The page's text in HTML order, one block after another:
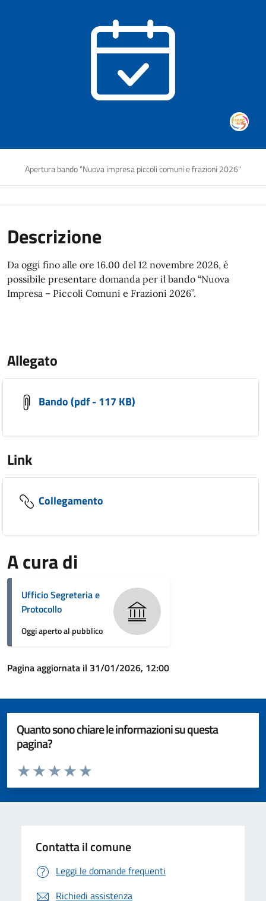
Apertura bando "Nuova impresa piccoli comuni e frazioni 2026"
Descrizione
Da oggi fino alle ore 16.00 del 12 novembre 2026, è
possibile presentare domanda per il bando “Nuova
Impresa – Piccoli Comuni e Frazioni 2026”.
Allegato
Bando (pdf - 117 KB)
Link
Collegamento
A cura di
Ufficio Segreteria e
Protocollo
Oggi aperto al pubblico
Pagina aggiornata il 31/01/2026, 12:00
Quanto sono chiare le informazioni su questa
pagina?
Valuta da 1 a 5 stelle la pagina
Valuta 5 stelle su 5
Valuta 4 stelle su 5
Valuta 3 stelle su 5
Valuta 2 stelle su 5
Valuta 1 stelle su 5
Contatta il comune
Leggi le domande frequenti
Richiedi assistenza